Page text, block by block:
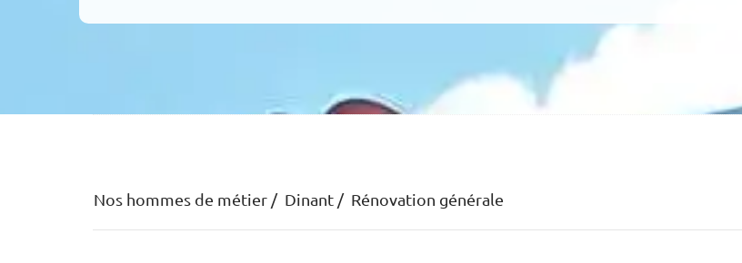
Nos hommes de métier Dinant Rénovation générale